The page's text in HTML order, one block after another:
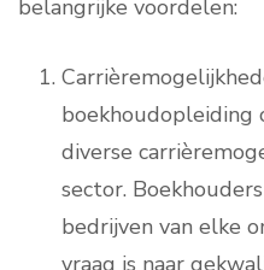
belangrijke voordelen:
boekhoudopleiding
diverse
sector.
bedrijven van elke
vraag is naar